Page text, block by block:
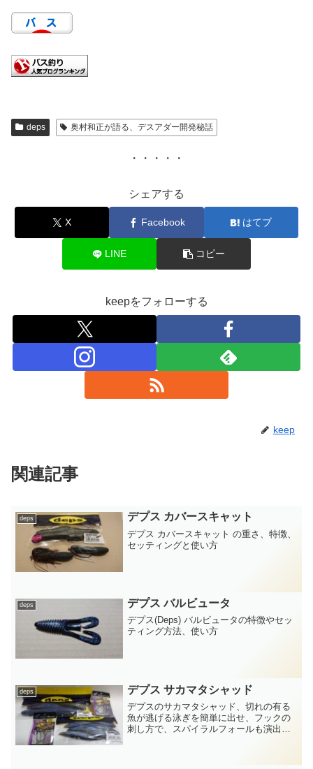
deps 奥村和正が語る、デスアダー開発秘話
・・・・・
シェアする
X Facebook はてブ
LINE コピー
keepをフォローする
keep
関連記事
deps デプス カバースキャット
デプス カバースキャット の重さ、特徴、
セッティングと使い方
deps デプス バルビュータ
デプス(Deps) バルビュータの特徴やセッ
ティング方法、使い方
deps デプス サカマタシャッド
デプスのサカマタシャッド、切れの有る
魚が逃げる泳ぎを簡単に出せ、フックの
刺し方で、スパイラルフォールも演出で